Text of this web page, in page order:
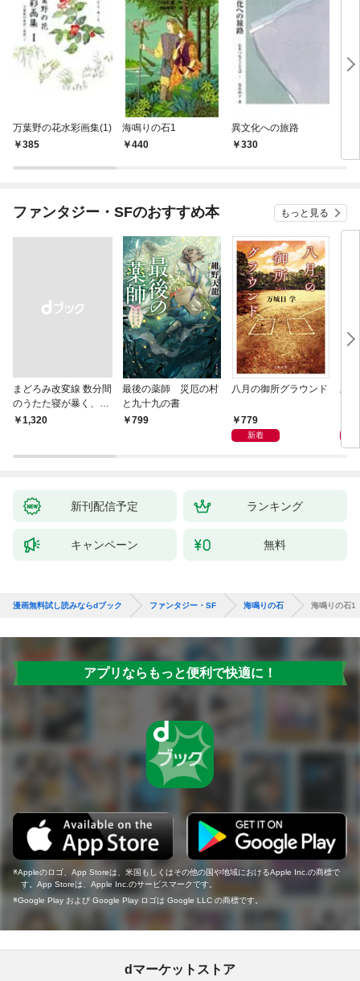
万葉野の花水彩画集(1)
385
海鳴りの石1
440
異文化への旅路
330
ファンタジー・SFのおすすめ本 もっと見る
まどろみ改変線 数分間
のうたた寝が暴く、18
0度反転した世界の謎
￥1,320
最後の薬師 災厄の村
と九十九の書
799
八月の御所グラウンド
779
新着
黒
新刊配信予定 ランキング
キャンペーン 無料
漫画無料試し読みならdブック ファンタジー・SF 海鳴りの石 海鳴りの石1
アプリならもっと便利で快適に！
Appleのロゴ、App Storeは、米国もしくはその他の国や地域におけるApple Inc.の商標で
す。App Storeは、Apple Inc.のサービスマークです。
Google Play および Google Play ロゴは Google LLC の商標です。
dマーケットストア